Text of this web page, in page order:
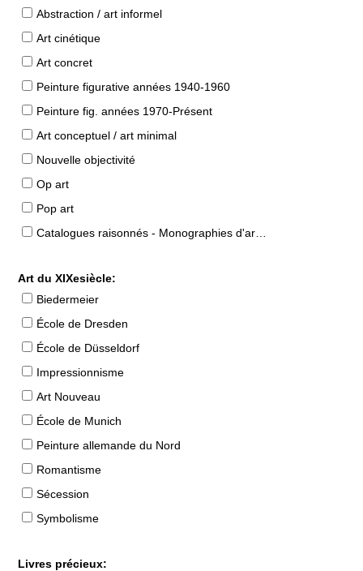
Abstraction / art informel
Art cinétique
Art concret
Peinture figurative années 1940-1960
Peinture fig. années 1970-Présent
Art conceptuel / art minimal
Nouvelle objectivité
Op art
Pop art
Catalogues raisonnés - Monographies d'artistes
Art du XIXesiècle:
Biedermeier
École de Dresden
École de Düsseldorf
Impressionnisme
Art Nouveau
École de Munich
Peinture allemande du Nord
Romantisme
Sécession
Symbolisme
Livres précieux: